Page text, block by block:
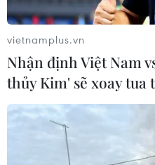
vietnamplus.vn
Nhận định Việt Nam
thủy Kim' sẽ xoay tua